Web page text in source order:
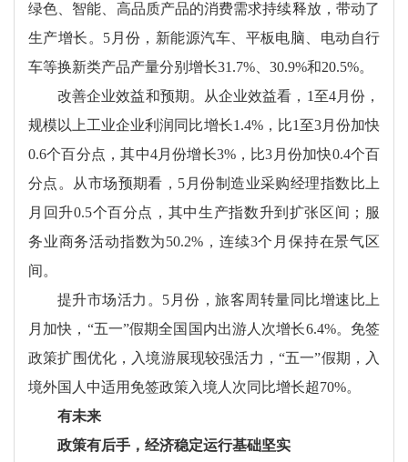
绿色、智能、高品质产品的消费需求持续释放，带动了
生产增长。5月份，新能源汽车、平板电脑、电动自行
车等换新类产品产量分别增长31.7%、30.9%和20.5%。
改善企业效益和预期。从企业效益看，1至4月份，
规模以上工业企业利润同比增长1.4%，比1至3月份加快
0.6个百分点，其中4月份增长3%，比3月份加快0.4个百
分点。从市场预期看，5月份制造业采购经理指数比上
月回升0.5个百分点，其中生产指数升到扩张区间；服
务业商务活动指数为50.2%，连续3个月保持在景气区
间。
提升市场活力。5月份，旅客周转量同比增速比上
月加快，“五一”假期全国国内出游人次增长6.4%。免签
政策扩围优化，入境游展现较强活力，“五一”假期，入
境外国人中适用免签政策入境人次同比增长超70%。
有未来
政策有后手，经济稳定运行基础坚实